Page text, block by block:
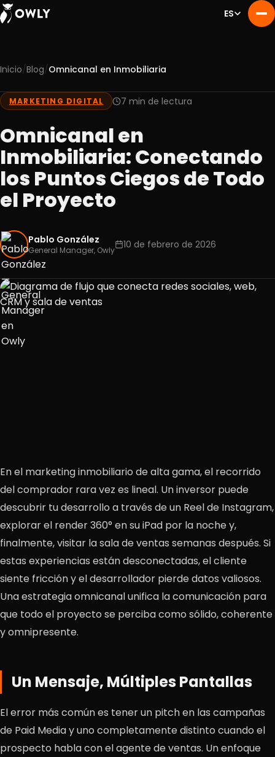
ES
Nosotros
02 Servicios
Portafolio
Experiencia
05 Blog
06 Contacto
Inicio/Blog/Omnicanal en Inmobiliaria
MARKETING DIGITAL 7 min de lectura
Omnicanal en
Inmobiliaria: Conectando
los Puntos Ciegos de Todo
el Proyecto
Pablo González
General Manager, Owly 10 de febrero de 2026
En el marketing inmobiliario de alta gama, el recorrido
del comprador rara vez es lineal. Un inversor puede
descubrir tu desarrollo a través de un Reel de Instagram,
explorar el render 360° en su iPad por la noche y,
finalmente, visitar la sala de ventas semanas después. Si
estas experiencias están desconectadas, el cliente
siente fricción y el desarrollador pierde datos valiosos.
Una estrategia omnicanal unifica la comunicación para
que todo el proyecto se perciba como sólido, coherente
y omnipresente.
Un Mensaje, Múltiples Pantallas
El error más común es tener un pitch en las campañas
de Paid Media y uno completamente distinto cuando el
prospecto habla con el agente de ventas. Un enfoque